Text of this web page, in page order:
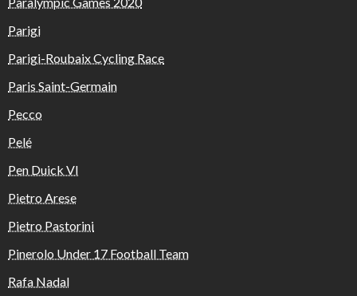
Parigi
Parigi-Roubaix Cycling Race
Paris Saint-Germain
Pecco
Pelé
Pen Duick VI
Pietro Arese
Pietro Pastorini
Pinerolo Under 17 Football Team
Rafa Nadal